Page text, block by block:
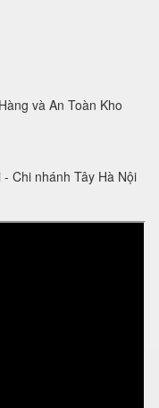
và An Toàn Kho
Chi nhánh Tây Hà Nội